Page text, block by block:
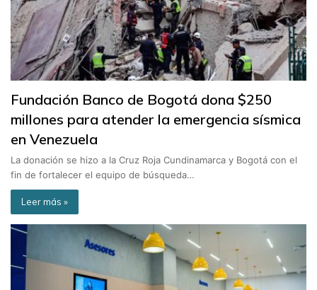
Fundación Banco de Bogotá dona $250
millones para atender la emergencia sísmica
en Venezuela
La donación se hizo a la Cruz Roja Cundinamarca y Bogotá con el
fin de fortalecer el equipo de búsqueda…
Leer más »